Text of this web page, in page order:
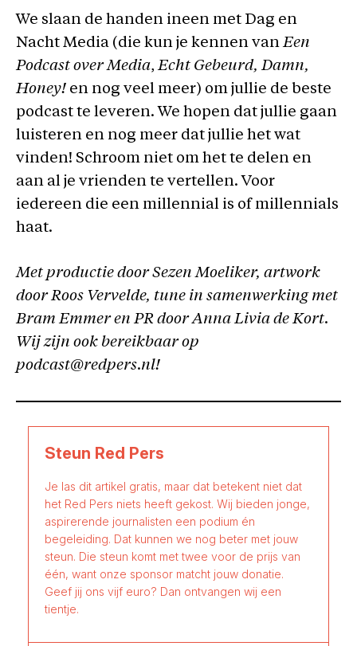
We slaan de handen ineen met Dag en
Nacht Media (die kun je kennen vanEen
Podcast over Media,Echt Gebeurd, Damn,
Honey! en nog veel meer) om jullie de beste
podcast te leveren. We hopen dat jullie gaan
luisteren en nog meer dat jullie het wat
vinden! Schroom niet om het te delen en
aan al je vrienden te vertellen. Voor
iedereen die een millennial is of millennials
haat.
Met productie door Sezen Moeliker, artwork
door Roos Vervelde, tune in samenwerking met
Bram Emmer en PR door Anna Livia de Kort.
Wij zijn ook bereikbaar op
podcast@redpers.nl!
Steun Red Pers
Je las dit artikel gratis, maar dat betekent niet dat
het Red Pers niets heeft gekost. Wij bieden jonge,
aspirerende journalisten een podium én
begeleiding. Dat kunnen we nog beter met jouw
steun. Die steun komt met twee voor de prijs van
één, want onze sponsor matcht jouw donatie.
Geef jij ons vijf euro? Dan ontvangen wij een
tientje.